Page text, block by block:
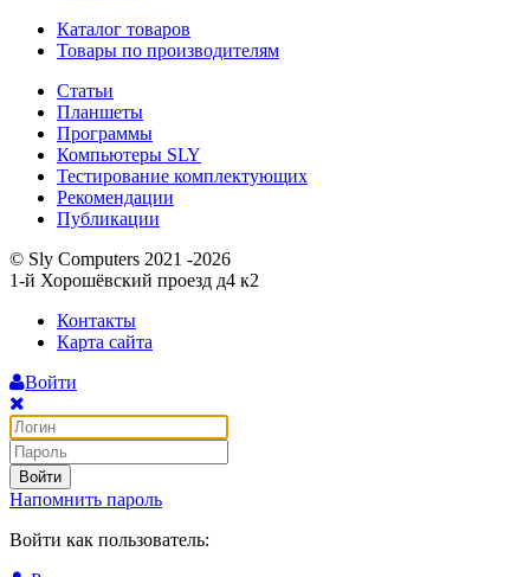
Каталог товаров
Товары по производителям
Статьи
Планшеты
Программы
Компьютеры SLY
Тестирование комплектующих
Рекомендации
Публикации
© Sly Computers 2021 -2026
1-й Хорошёвский проезд д4 к2
Контакты
Карта сайта
Войти
Войти
Напомнить пароль
Войти как пользователь: